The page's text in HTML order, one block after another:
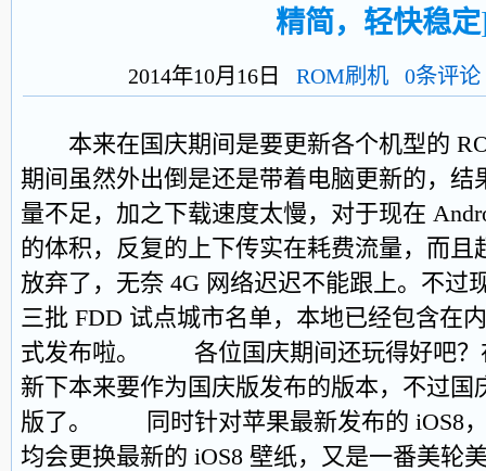
精简，轻快稳
2014年10月16日 ROM刷机 0条评论
本来在国庆期间是要更新各个机型的
期间虽然外出倒是还是带着电脑更新的，结
量不足，加之下载速度太慢，对于现在
的体积，反复的上下传实在耗费流量，而且
放弃了，无奈 4G 网络迟迟不能跟上。不过
三批 FDD 试点城市名单，本地已经包含在
式发布啦。 各位国庆期间还玩得好吧？
新下本来要作为国庆版发布的版本，不过国
版了。 同时针对苹果最新发布的 iOS8，
均会更换最新的 iOS8 壁纸，又是一番美轮